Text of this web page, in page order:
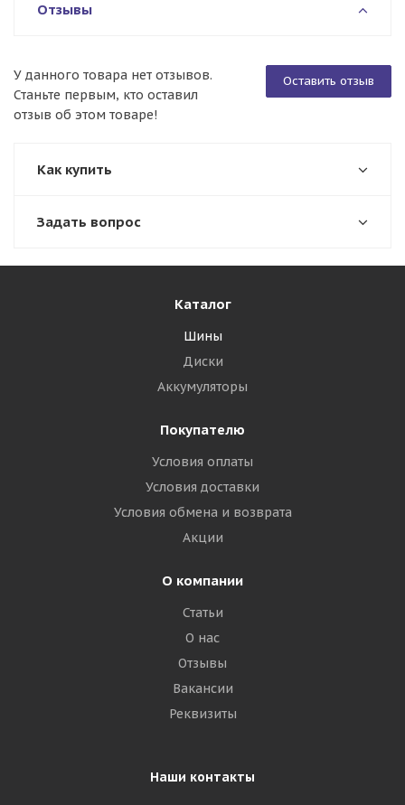
Отзывы
Оставить отзыв
У данного товара нет отзывов.
Станьте первым, кто оставил
отзыв об этом товаре!
Как купить
Задать вопрос
Каталог
Шины
Диски
Аккумуляторы
Покупателю
Условия оплаты
Условия доставки
Условия обмена и возврата
Акции
О компании
Статьи
О нас
Отзывы
Вакансии
Реквизиты
Наши контакты